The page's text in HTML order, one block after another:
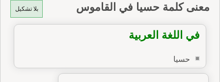
بلا تشكيل معنى كلمة حسيا في القاموس
في اللغة العربية
حسيا